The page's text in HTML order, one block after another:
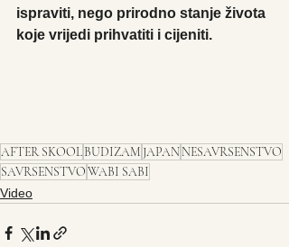
ispraviti, nego prirodno stanje života
koje vrijedi prihvatiti i cijeniti.
AFTER SKOOLBUDIZAM JAPANNESAVRSENSTVO
SAVRSENSTVOWABI SABI
Video